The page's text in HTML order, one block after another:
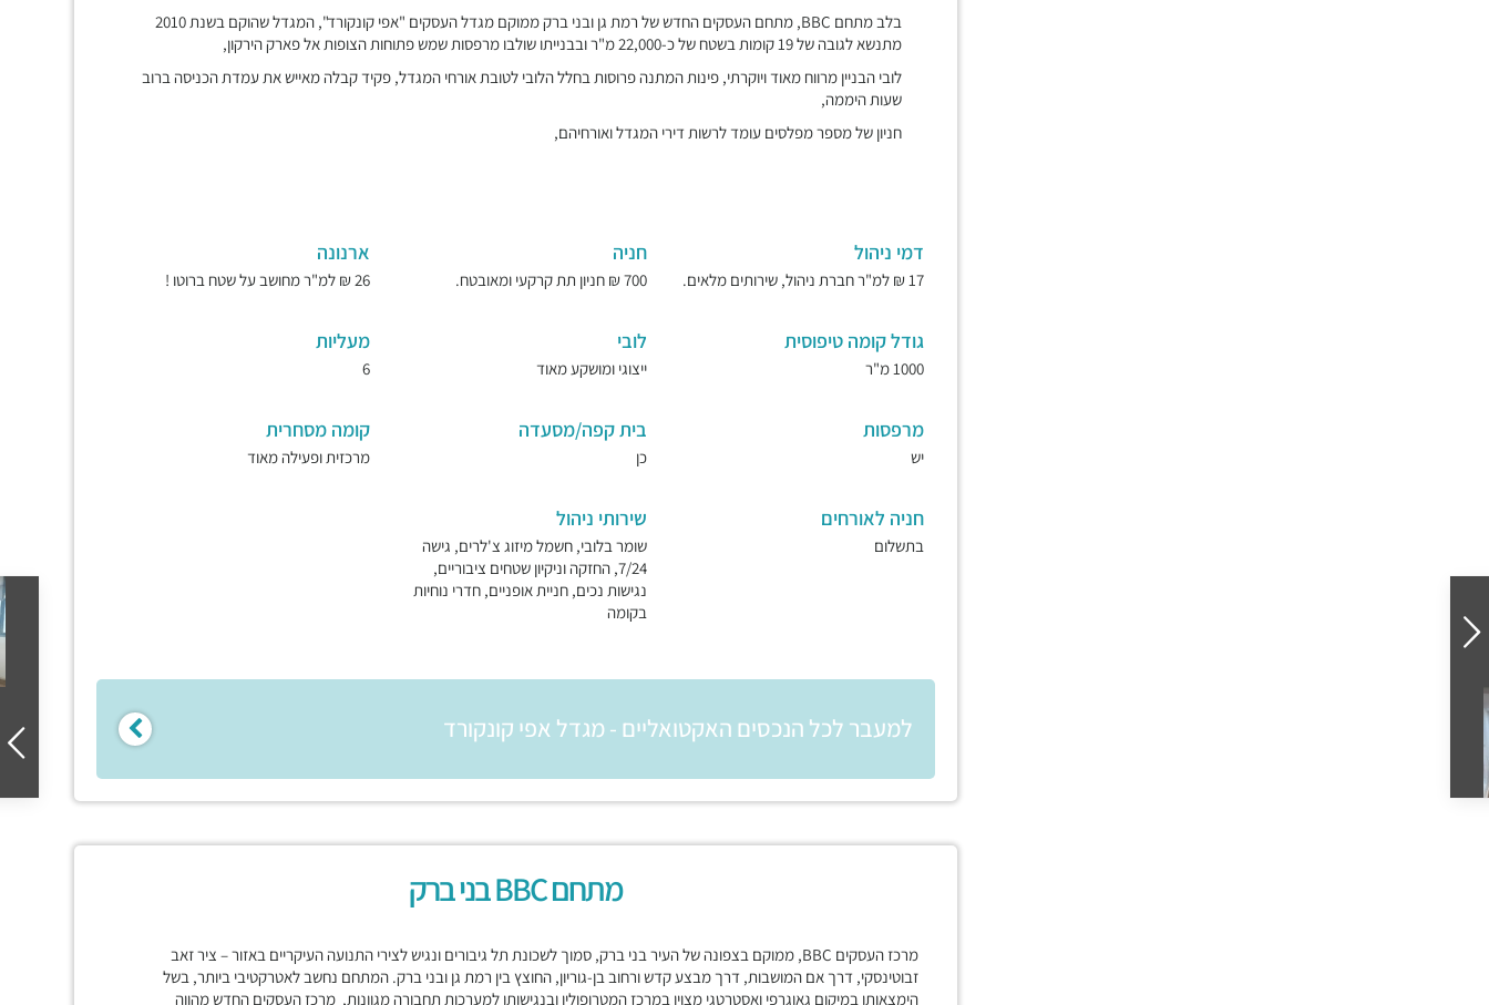
מתנשא לגובה של 19 קומות בשטח של כ-22,000 מ"ר ובבנייתו שולבו מרפסות שמש פתוחות הצופות אל פארק הירקון,
לובי הבניין מרווח מאוד ויוקרתי, פינות המתנה פרוסות בחלל הלובי לטובת אורחי המגדל, פקיד קבלה מאייש את עמדת הכניסה ברוב
שעות היממה,
חניון של מספר מפלסים עומד לרשות דירי המגדל ואורחיהם,
דמי ניהול
17 ₪ למ"ר חברת ניהול, שירותים מלאים.
חניה
700 ₪ חניון תת קרקעי ומאובטח.
ארנונה
26 ₪ למ"ר מחושב על שטח ברוטו !
גודל קומה טיפוסית
1000 מ"ר
לובי
ייצוגי ומושקע מאוד
מעליות
6
מרפסות
יש
בית קפה/מסעדה
כן
קומה מסחרית
מרכזית ופעילה מאוד
חניה לאורחים
בתשלום
שירותי ניהול
שומר בלובי, חשמל מיזוג צ'לרים, גישה
7/24, החזקה וניקיון שטחים ציבוריים,
נגישות נכים, חניית אופניים, חדרי נוחיות
בקומה
למעבר לכל הנכסים האקטואליים - מגדל אפי קונקורד
מתחם BBC בני ברק
מרכז העסקים BBC, ממוקם בצפונה של העיר בני ברק, סמוך לשכונת תל גיבורים ונגיש לצירי התנועה העיקריים באזור – ציר זאב
זבוטינסקי, דרך אם המושבות, דרך מבצע קדש ורחוב בן-גוריון, החוצץ בין רמת גן ובני ברק. המתחם נחשב לאטרקטיבי ביותר, בשל
הימצאותו במיקום גאוגרפי ואסטרטגי מצוין במרכז המטרופולין ובנגישותו למערכות תחבורה מגוונות, מרכז העסקים החדש מהווה